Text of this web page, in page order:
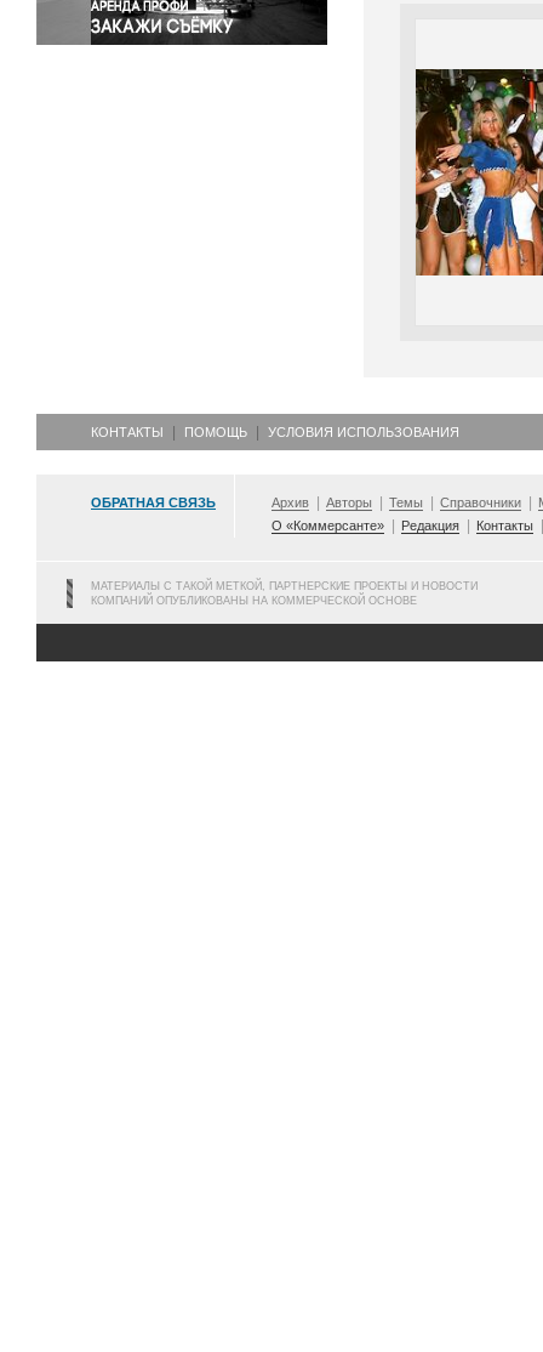
КОНТАКТЫ ПОМОЩЬ УСЛОВИЯ ИСПОЛЬЗОВАНИЯ
ОБРАТНАЯ СВЯЗЬ Архив Авторы Темы Справочники
О «Коммерсанте»
Редакция Контакты
МАТЕРИАЛЫ С ТАКОЙ МЕТКОЙ, ПАРТНЕРСКИЕ ПРОЕКТЫ И НОВОСТИ
КОМПАНИЙ ОПУБЛИКОВАНЫ НА КОММЕРЧЕСКОЙ ОСНОВЕ